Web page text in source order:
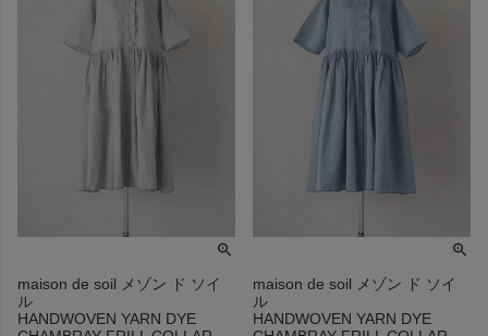
maison de soil メゾン ド ソイ
ル
HANDWOVEN YARN DYE
maison de soil メゾン ド ソイ
ル
HANDWOVEN YARN DYE